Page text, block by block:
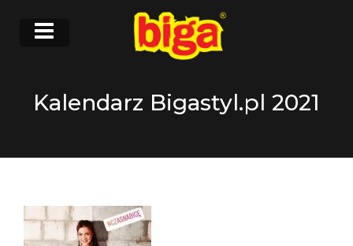
Kalendarz Bigastyl.pl 2021